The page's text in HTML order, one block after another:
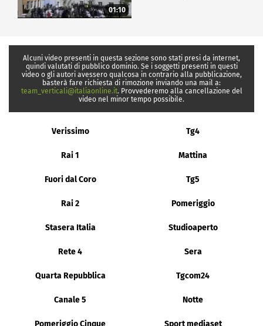
01:10
Alcuni video presenti in questa sezione sono stati presi da internet,
quindi valutati di pubblico dominio. Se i soggetti presenti in questi
video o gli autori avessero qualcosa in contrario alla pubblicazione,
basterà fare richiesta di rimozione inviando una mail a:
team_verticali@italiaonline.it. Provvederemo alla cancellazione del
video nel minor tempo possibile.
Verissimo Tg4
Rai 1 Mattina
Fuori dal Coro Tg5
Rai 2 Pomeriggio
Stasera Italia Studioaperto
Rete 4 Sera
Quarta Repubblica Tgcom24
Canale 5 Notte
Pomeriggio Cinque Sport mediaset